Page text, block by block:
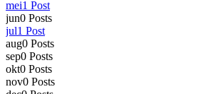
mei1 Post
jun0 Posts
jul1 Post
aug0 Posts
sep0 Posts
okt0 Posts
nov0 Posts